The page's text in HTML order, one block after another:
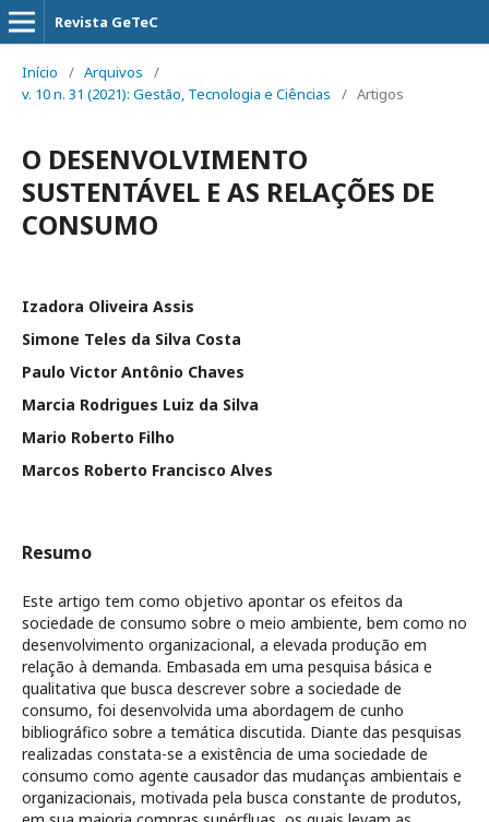
Revista GeTeC
Início / Arquivos
/
v. 10 n. 31 (2021): Gestão, Tecnologia e Ciências
/ Artigos
O DESENVOLVIMENTO
SUSTENTÁVEL E AS RELAÇÕES DE
CONSUMO
Izadora Oliveira Assis
Simone Teles da Silva Costa
Paulo Victor Antônio Chaves
Marcia Rodrigues Luiz da Silva
Mario Roberto Filho
Marcos Roberto Francisco Alves
Resumo
Este artigo tem como objetivo apontar os efeitos da
sociedade de consumo sobre o meio ambiente, bem como no
desenvolvimento organizacional, a elevada produção em
relação à demanda. Embasada em uma pesquisa básica e
qualitativa que busca descrever sobre a sociedade de
consumo, foi desenvolvida uma abordagem de cunho
bibliográfico sobre a temática discutida. Diante das pesquisas
realizadas constata-se a existência de uma sociedade de
consumo como agente causador das mudanças ambientais e
organizacionais, motivada pela busca constante de produtos,